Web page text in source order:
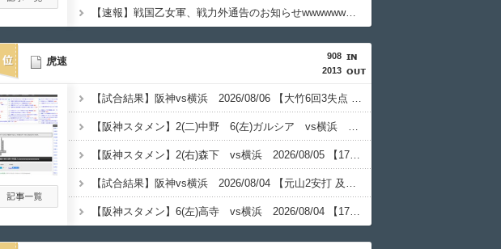
【速報】戦国乙女軍、戦力外通告のお知らせwwwwwwwwwwwwwwwwwwwww
908
2013
虎速
【試合結果】阪神vs横浜 2026/08/06 【大竹6回3失点 ガルシア2安打3打点1HR 森下1安打2打点 近本2安打1打点 大山＆高寺1安打1打点 中野2安打 】
【阪神スタメン】2(二)中野 6(左)ガルシア vs横浜 【17:45試合開始予定】 2026/08/06
【阪神スタメン】2(右)森下 vs横浜 2026/08/05 【17:45試合開始予定】
【試合結果】阪神vs横浜 2026/08/04 【元山2安打 及川＆岩崎1回無失点】
【阪神スタメン】6(左)高寺 vs横浜 2026/08/04 【17:45試合開始予定】